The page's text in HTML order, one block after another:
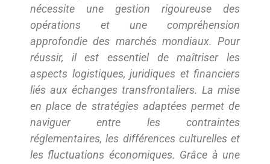
nécessite une gestion rigoureuse des
opérations et une compréhension
approfondie des marchés mondiaux. Pour
réussir, il est essentiel de maîtriser les
aspects logistiques, juridiques et financiers
liés aux échanges transfrontaliers. La mise
en place de stratégies adaptées permet de
naviguer entre les contraintes
réglementaires, les différences culturelles et
les fluctuations économiques. Grâce à une